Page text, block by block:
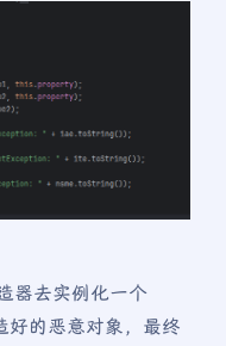
器去实例化一个
好的恶意对象，最终